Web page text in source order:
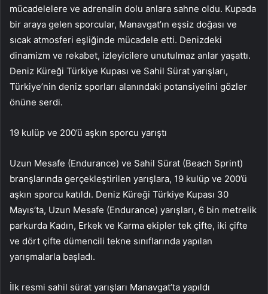
mücadelelere ve adrenalin dolu anlara sahne oldu. Kupada
bir araya gelen sporcular, Manavgat’ın eşsiz doğası ve
sıcak atmosferi eşliğinde mücadele etti. Denizdeki
dinamizm ve rekabet, izleyicilere unutulmaz anlar yaşattı.
Deniz Küreği Türkiye Kupası ve Sahil Sürat yarışları,
Türkiye’nin deniz sporları alanındaki potansiyelini gözler
önüne serdi.
19 kulüp ve 200’ü aşkın sporcu yarıştı
Uzun Mesafe (Endurance) ve Sahil Sürat (Beach Sprint)
branşlarında gerçekleştirilen yarışlara, 19 kulüp ve 200’ü
aşkın sporcu katıldı. Deniz Küreği Türkiye Kupası 30
Mayıs’ta, Uzun Mesafe (Endurance) yarışları, 6 bin metrelik
parkurda Kadın, Erkek ve Karma ekipler tek çifte, iki çifte
ve dört çifte dümencili tekne sınıflarında yapılan
yarışmalarla başladı.
İlk resmi sahil sürat yarışları Manavgat’ta yapıldı